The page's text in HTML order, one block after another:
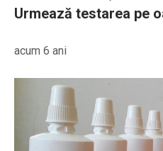
Urmează testarea pe
acum 6 ani